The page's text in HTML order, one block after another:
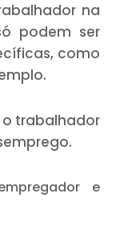
na
podem ser
como
o trabalhador
e